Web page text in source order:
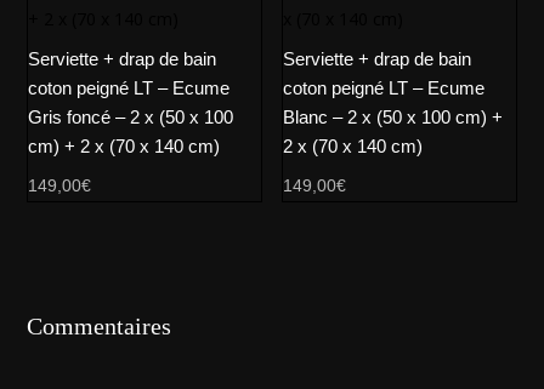
Serviette + drap de bain
coton peigné LT – Ecume
Gris foncé – 2 x (50 x 100
cm) + 2 x (70 x 140 cm)
149,00€
Serviette + drap de bain
coton peigné LT – Ecume
Blanc – 2 x (50 x 100 cm) +
2 x (70 x 140 cm)
149,00€
Commentaires